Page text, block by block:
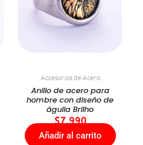
Accesorios de Acero
Anillo de acero para
hombre con diseño de
águila Brilho
$7.990
Añadir al carrito